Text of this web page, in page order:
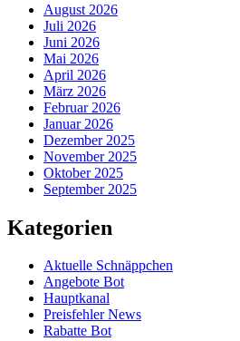
August 2026
Juli 2026
Juni 2026
Mai 2026
April 2026
März 2026
Februar 2026
Januar 2026
Dezember 2025
November 2025
Oktober 2025
September 2025
Kategorien
Aktuelle Schnäppchen
Angebote Bot
Hauptkanal
Preisfehler News
Rabatte Bot